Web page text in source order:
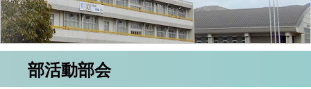
部活動部会